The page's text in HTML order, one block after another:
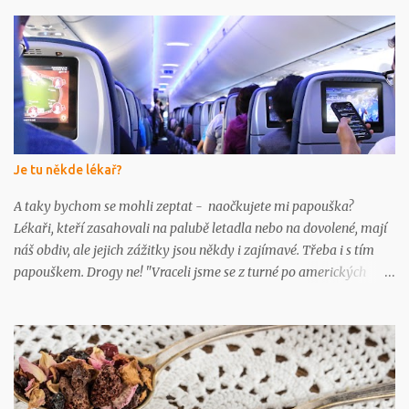
ř
e
Je tu někde lékař?
A taky bychom se mohli zeptat - naočkujete mi papouška?
Lékaři, kteří zasahovali na palubě letadla nebo na dovolené, mají
náš obdiv, ale jejich zážitky jsou někdy i zajímavé. Třeba i s tím
papouškem. Drogy ne! "Vraceli jsme se z turné po amerických
Strakonice, "a při letu z Chicaga do Frankfurtu jsme spolu s jednou
kolegyní z Hamburku udržovali při životě nedostatečně
ventilovanou a zdrogovanou Mexičanku. Ambu-vak si
neodpočinul." Bylo to asi od jídla Prof. MUDr. Tomáš Zima,